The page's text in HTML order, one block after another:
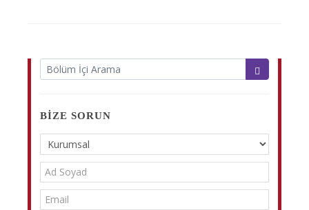
BIZE SORUN